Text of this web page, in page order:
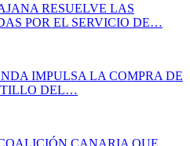
RESUELVE LAS
POR EL SERVICIO DE…
IMPULSA LA COMPRA DE
DEL…
CANARIA QUE